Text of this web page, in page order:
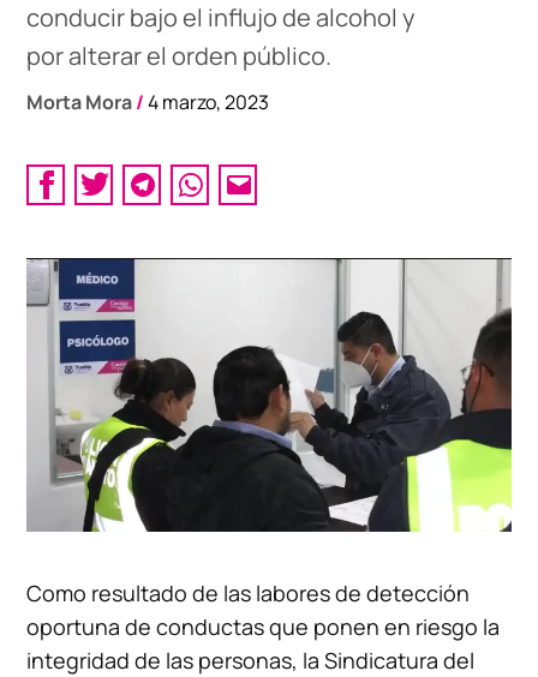
conducir bajo el influjo de alcohol y
por alterar el orden público.
Morta Mora/ 4 marzo, 2023
Como resultado de las labores de detección
oportuna de conductas que ponen en riesgo la
integridad de las personas, la Sindicatura del